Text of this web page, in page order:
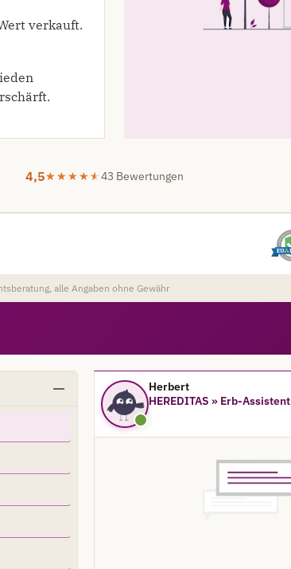
verkauft.
4,5 43 Bewertungen
alle Angaben ohne Gewähr
Herbert
HEREDITAS » Erb-Assistent